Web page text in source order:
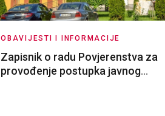
OBAVIJESTI I INFORMACIJE
Zapisnik o radu Povjerenstva za
provođenje postupka javnog